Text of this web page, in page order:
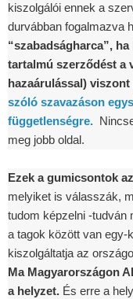
kiszolgálói ennek a
durvábban fogalmazva
“szabadságharca”,
tartalmú szerződést a
hazaárulással)
szóló szavazáson
függetlenségre.
meg jobb oldal.
Ezek a gumicsontok
melyiket is válasszák,
tudom képzelni -tudván
a tagok között van egy-
kiszolgáltatja az
Ma Magyarországon
a helyzet. És erre a